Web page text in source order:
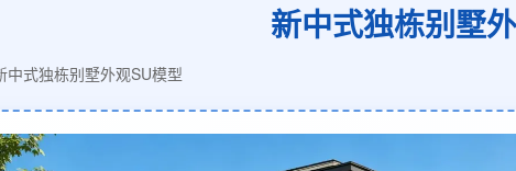
新中式独栋别墅
中式独栋别墅外观SU模型